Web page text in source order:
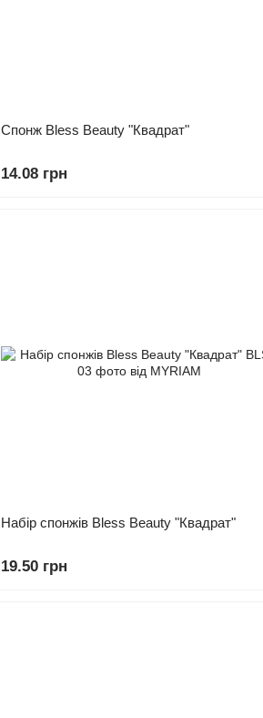
Спонж Bless Beauty "Квадрат"
14.08 грн
Набір спонжів Bless Beauty "Квадрат"
19.50 грн